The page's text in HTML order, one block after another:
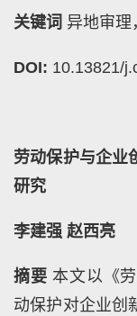
关键词 异地审理
DOI: 10.13821/
劳动保护与企
研究
李建强 赵西亮
摘要 本文以《
动保护对企业创